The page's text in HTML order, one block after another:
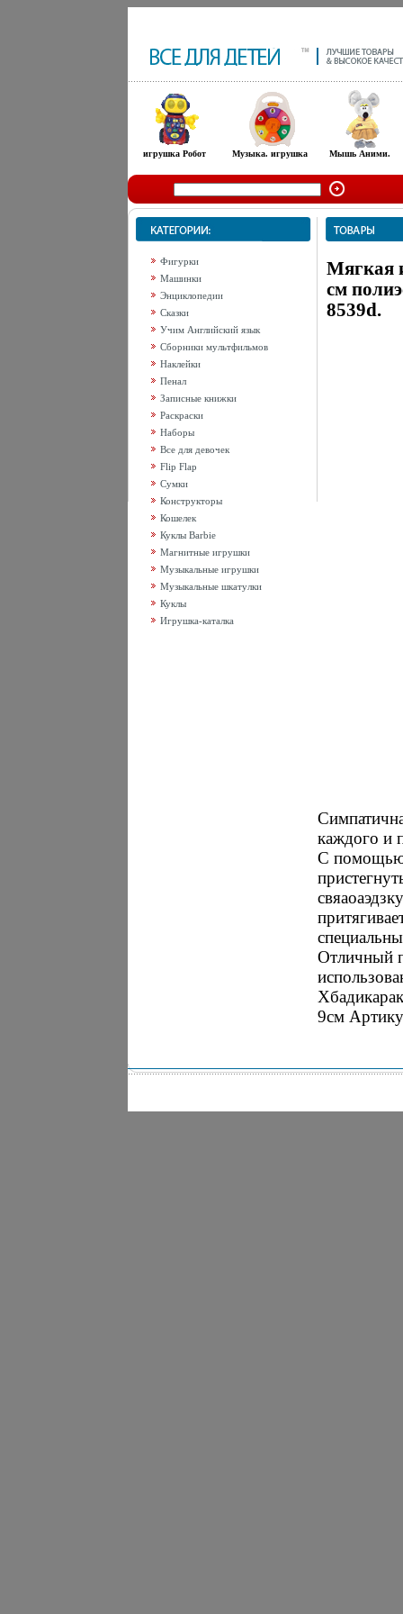
игрушка Робот Музыка. игрушка Мышь Аними.
Фигурки
Машинки
Энциклопедии
Сказки
Учим Английский язык
Сборники мультфильмов
Наклейки
Пенал
Записные книжки
Раскраски
Наборы
Все для девочек
Flip Flap
Сумки
Конструкторы
Кошелек
Куклы Barbie
Магнитные игрушки
Музыкальные игрушки
Музыкальные шкатулки
Куклы
Игрушка-каталка
Мягкая
см
8539d.
каждого и
С помощью
Отличный
9см